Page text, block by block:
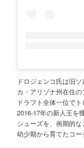
ドロジェンコ氏は旧
カ・アリゾナ州在住
ドラフト全体一位で
2016-17年の新人王を
シューズを、画期的
幼少期から育てたコー